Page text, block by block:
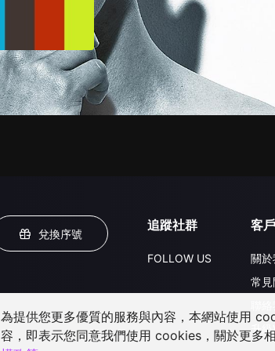
兌換序號
追蹤社群
FOLLOW US
客
關於
常見
升級
為提供您更多優質的服務與內容，本網站使用
容，即表示您同意我們使用 cookies，關於更多